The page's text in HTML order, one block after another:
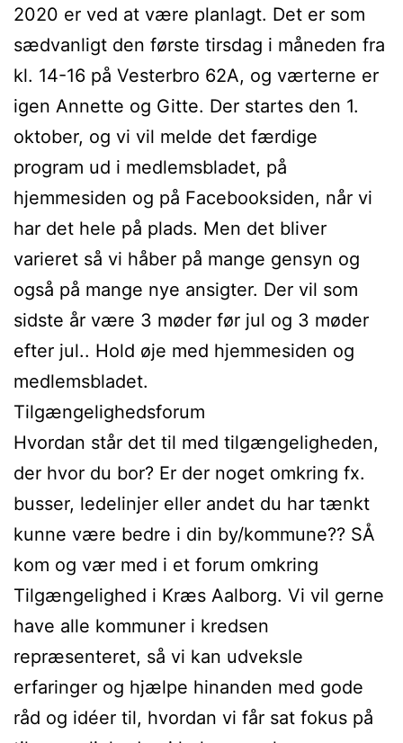
2020 er ved at være planlagt. Det er som
sædvanligt den første tirsdag i måneden fra
kl. 14-16 på Vesterbro 62A, og værterne er
igen Annette og Gitte. Der startes den 1.
oktober, og vi vil melde det færdige
program ud i medlemsbladet, på
hjemmesiden og på Facebooksiden, når vi
har det hele på plads. Men det bliver
varieret så vi håber på mange gensyn og
også på mange nye ansigter. Der vil som
sidste år være 3 møder før jul og 3 møder
efter jul.. Hold øje med hjemmesiden og
medlemsbladet.
Tilgængelighedsforum
Hvordan står det til med tilgængeligheden,
der hvor du bor? Er der noget omkring fx.
busser, ledelinjer eller andet du har tænkt
kunne være bedre i din by/kommune?? SÅ
kom og vær med i et forum omkring
Tilgængelighed i Kræs Aalborg. Vi vil gerne
have alle kommuner i kredsen
repræsenteret, så vi kan udveksle
erfaringer og hjælpe hinanden med gode
råd og idéer til, hvordan vi får sat fokus på